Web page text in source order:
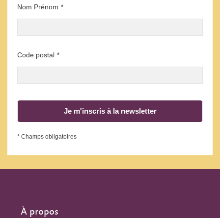
Nom Prénom *
Code postal *
Je m'inscris à la newsletter
* Champs obligatoires
À propos